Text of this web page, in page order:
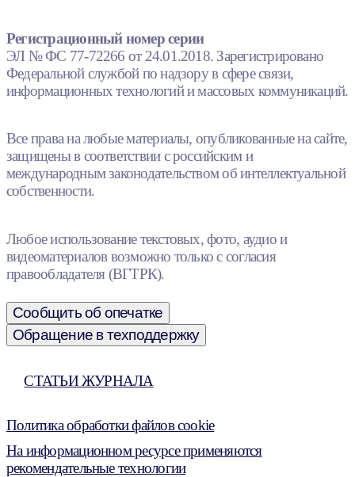
Регистрационный номер серии
ЭЛ № ФС 77-72266 от 24.01.2018. Зарегистрировано
Федеральной службой по надзору в сфере связи,
информационных технологий и массовых коммуникаций.
Все права на любые материалы, опубликованные на сайте,
защищены в соответствии с российским и
международным законодательством об интеллектуальной
собственности.
Любое использование текстовых, фото, аудио и
видеоматериалов возможно только с согласия
правообладателя (ВГТРК).
Сообщить об опечатке
Обращение в техподдержку
СТАТЬИ ЖУРНАЛА
Политика обработки файлов cookie
На информационном ресурсе применяются
рекомендательные технологии